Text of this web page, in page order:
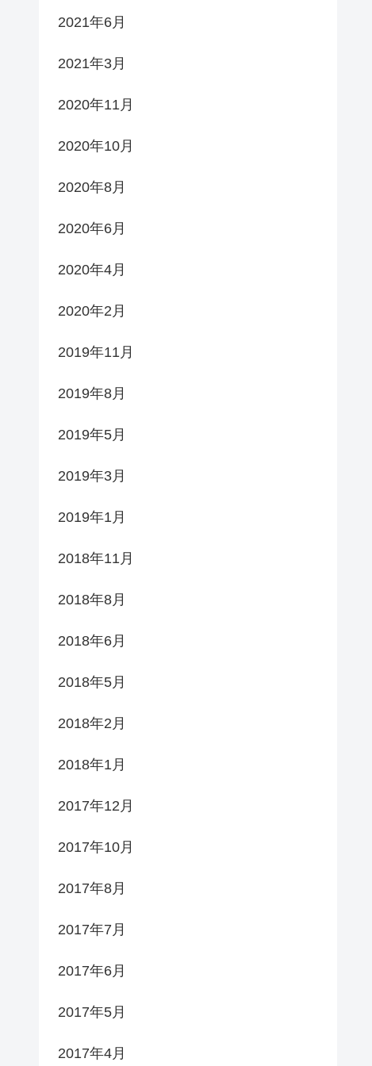
2021年6月
2021年3月
2020年11月
2020年10月
2020年8月
2020年6月
2020年4月
2020年2月
2019年11月
2019年8月
2019年5月
2019年3月
2019年1月
2018年11月
2018年8月
2018年6月
2018年5月
2018年2月
2018年1月
2017年12月
2017年10月
2017年8月
2017年7月
2017年6月
2017年5月
2017年4月